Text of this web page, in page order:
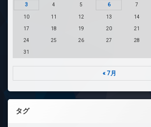
3 4 5 6 7
10 11 12 13 14
17 18 19 20 21
24 25 26 27 28
31
« 7月
タグ